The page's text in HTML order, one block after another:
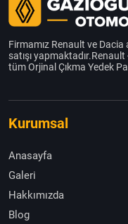
Firmamız Renault ve Dacia
satışı
tüm Orjinal Çıkma Yedek
Kurumsal
Anasayfa
Galeri
Hakkımızda
Blog